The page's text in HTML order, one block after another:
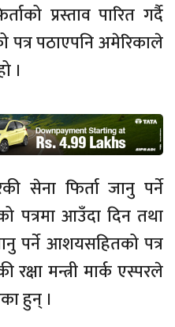
प्रस्ताव पारित गर्दै
पत्र पठाएपनि अमेरिकाले
।
सेना फिर्ता जानु पर्ने
पत्रमा आउँदा दिन तथा
पर्ने आशयसहितको पत्र
मन्त्री मार्क एस्परले
हुन् ।